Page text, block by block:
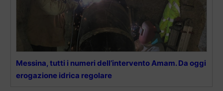
Messina, tutti i numeri dell’intervento Amam. Da oggi
erogazione idrica regolare